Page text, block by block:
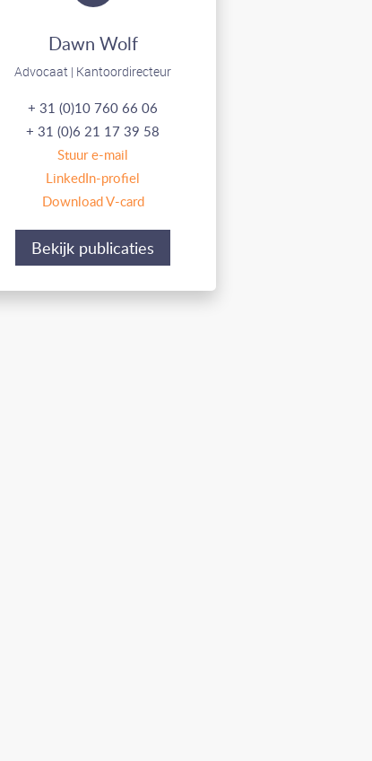
Dawn Wolf
Advocaat | Kantoordirecteur
+ 31 (0)10 760 66 06
+ 31 (0)6 21 17 39 58
Stuur e-mail
LinkedIn-profiel
Download V-card
Bekijk publicaties